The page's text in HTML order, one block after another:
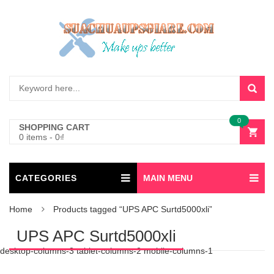
SHOPPING CART
0 items - 0₫
0
CATEGORIES MAIN MENU
Home Products tagged “UPS APC Surtd5000xli”
UPS APC Surtd5000xli
desktop-columns-3 tablet-columns-2 mobile-columns-1